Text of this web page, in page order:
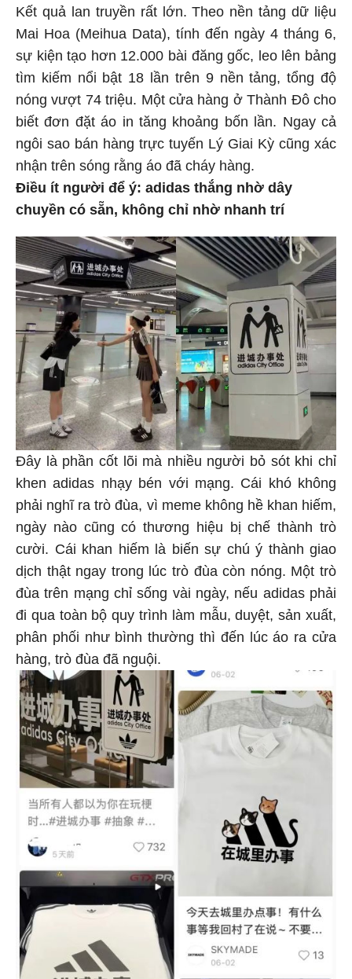
Kết quả lan truyền rất lớn. Theo nền tảng dữ liệu
Mai Hoa (Meihua Data), tính đến ngày 4 tháng 6,
sự kiện tạo hơn 12.000 bài đăng gốc, leo lên bảng
tìm kiếm nổi bật 18 lần trên 9 nền tảng, tổng độ
nóng vượt 74 triệu. Một cửa hàng ở Thành Đô cho
biết đơn đặt áo in tăng khoảng bốn lần. Ngay cả
ngôi sao bán hàng trực tuyến Lý Giai Kỳ cũng xác
nhận trên sóng rằng áo đã cháy hàng.
Điều ít người để ý: adidas thắng nhờ dây
chuyền có sẵn, không chỉ nhờ nhanh trí
Đây là phần cốt lõi mà nhiều người bỏ sót khi chỉ
khen adidas nhạy bén với mạng. Cái khó không
phải nghĩ ra trò đùa, vì meme không hề khan hiếm,
ngày nào cũng có thương hiệu bị chế thành trò
cười. Cái khan hiếm là biến sự chú ý thành giao
dịch thật ngay trong lúc trò đùa còn nóng. Một trò
đùa trên mạng chỉ sống vài ngày, nếu adidas phải
đi qua toàn bộ quy trình làm mẫu, duyệt, sản xuất,
phân phối như bình thường thì đến lúc áo ra cửa
hàng, trò đùa đã nguội.